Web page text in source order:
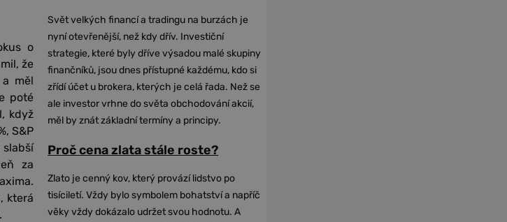
o
že
měl
poté
když
S&P
slabší
za
která
Svět velkých financí a tradingu na burzách je
nyní otevřenější, než kdy dřív. Investiční
strategie, které byly dříve výsadou malé skupiny
finančníků, jsou dnes přístupné každému, kdo si
zřídí účet u brokera, kterých je celá řada. Než se
ale investor vrhne do světa obchodování akcií,
měl by znát základní termíny a principy.
Proč cena zlata stále roste?
Zlato je cenný kov, který provází lidstvo po
tisíciletí. Vždy bylo symbolem bohatství a napříč
věky vždy dokázalo udržet svou hodnotu. A